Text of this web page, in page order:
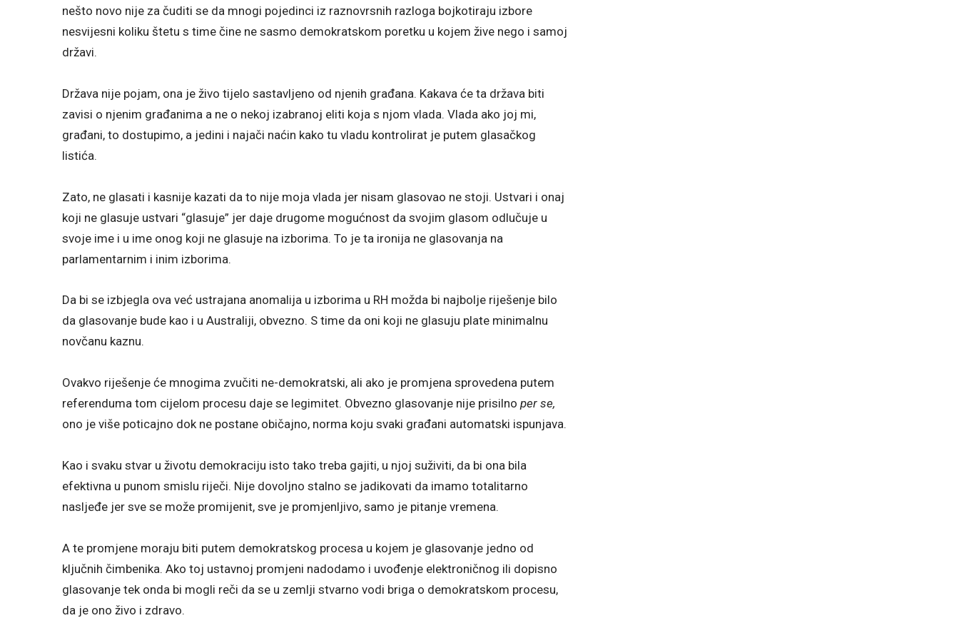
nešto novo nije za čuditi se da mnogi pojedinci iz raznovrsnih razloga bojkotiraju izbore
nesvijesni koliku štetu s time čine ne sasmo demokratskom poretku u kojem žive nego i samoj
državi.
Država nije pojam, ona je živo tijelo sastavljeno od njenih građana. Kakava će ta država biti
zavisi o njenim građanima a ne o nekoj izabranoj eliti koja s njom vlada. Vlada ako joj mi,
građani, to dostupimo, a jedini i najači naćin kako tu vladu kontrolirat je putem glasačkog
listića.
Zato, ne glasati i kasnije kazati da to nije moja vlada jer nisam glasovao ne stoji. Ustvari i onaj
koji ne glasuje ustvari “glasuje” jer daje drugome mogućnost da svojim glasom odlučuje u
svoje ime i u ime onog koji ne glasuje na izborima. To je ta ironija ne glasovanja na
parlamentarnim i inim izborima.
Da bi se izbjegla ova već ustrajana anomalija u izborima u RH možda bi najbolje riješenje bilo
da glasovanje bude kao i u Australiji, obvezno. S time da oni koji ne glasuju plate minimalnu
novčanu kaznu.
Ovakvo riješenje će mnogima zvučiti ne-demokratski, ali ako je promjena sprovedena putem
referenduma tom cijelom procesu daje se legimitet. Obvezno glasovanje nije prisilno per se,
ono je više poticajno dok ne postane običajno, norma koju svaki građani automatski ispunjava.
Kao i svaku stvar u životu demokraciju isto tako treba gajiti, u njoj suživiti, da bi ona bila
efektivna u punom smislu riječi. Nije dovoljno stalno se jadikovati da imamo totalitarno
nasljeđe jer sve se može promijenit, sve je promjenljivo, samo je pitanje vremena.
A te promjene moraju biti putem demokratskog procesa u kojem je glasovanje jedno od
ključnih čimbenika. Ako toj ustavnoj promjeni nadodamo i uvođenje elektroničnog ili dopisno
glasovanje tek onda bi mogli reči da se u zemlji stvarno vodi briga o demokratskom procesu,
da je ono živo i zdravo.